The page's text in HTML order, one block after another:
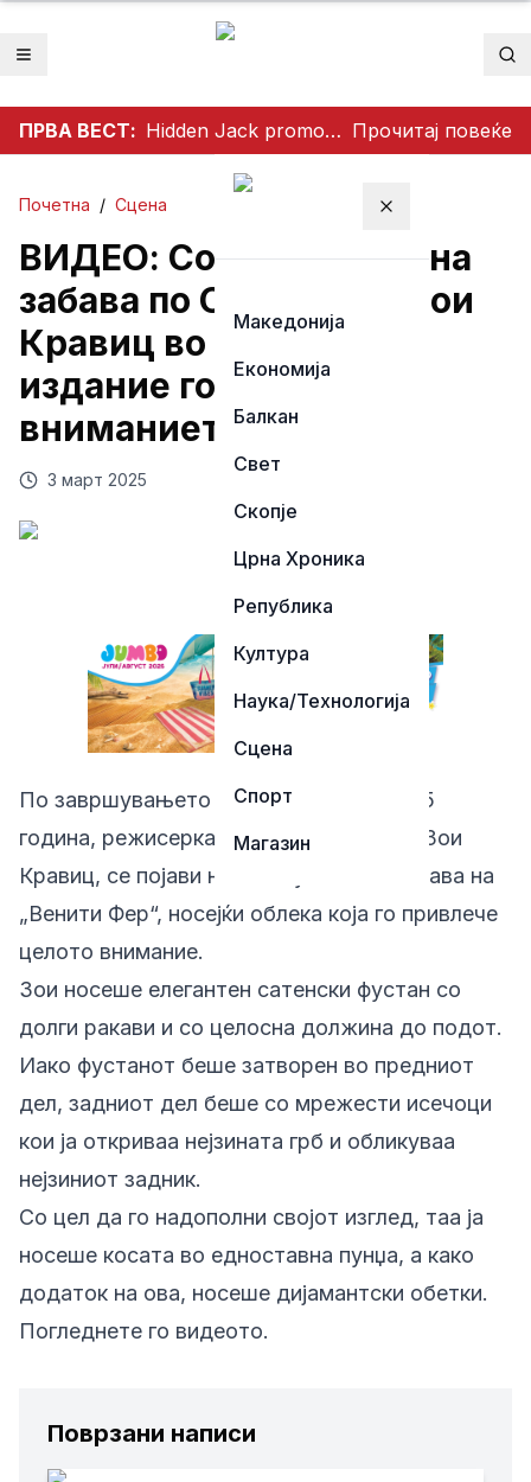
Отвори мени
ПРВА ВЕСТ: Hidden Jack promo code – stappen en methoden voor Nederlandse spelers Прочитај повеќе
Затвори мени
Македонија
Економија
Балкан
Свет
Скопје
Црна Хроника
Република
Култура
Наука/Технологија
Сцена
Спорт
Магазин
Почетна / Сцена
ВИДЕО: Со гол задник на
забава по Оскарите – Зои
Кравиц во необично
издание го привлече
вниманието
3 март 2025
По завршувањето на Оскарите во 2025
година, режисерката на „Блинк Твајс“, Зои
Кравиц, се појави на ексклузивната забава на
„Венити Фер“, носејќи облека која го привлече
целото внимание.
Зои носеше елегантен сатенски фустан со
долги ракави и со целосна должина до подот.
Иако фустанот беше затворен во предниот
дел, задниот дел беше со мрежести исечоци
кои ја откриваа нејзината грб и обликуваа
нејзиниот задник.
Со цел да го надополни својот изглед, таа ја
носеше косата во едноставна пунџа, а како
додаток на ова, носеше дијамантски обетки.
Погледнете го видеото.
Поврзани написи